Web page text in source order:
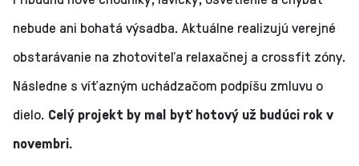
nebude ani bohatá výsadba. Aktuálne realizujú verejné
obstarávanie na zhotoviteľa relaxačnej a crossfit zóny.
Následne s víťazným uchádzačom podpíšu zmluvu o
dielo. Celý projekt by mal byť hotový už budúci rok v
novembri.